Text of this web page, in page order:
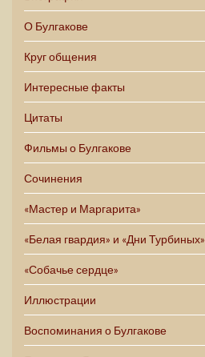
О Булгакове
Круг общения
Интересные факты
Цитаты
Фильмы о Булгакове
Сочинения
«Мастер и Маргарита»
«Белая гвардия» и «Дни Турбиных»
«Собачье сердце»
Иллюстрации
Воспоминания о Булгакове